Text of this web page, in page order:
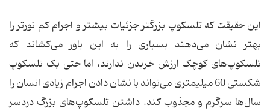
این حقیقت که تلسکوپ بزرگتر جزئیات بیشتر و اجرام کم نورتر را
بهتر نشان می‌دهند بسیاری را به این باور می‌کشاند که
تلسکوپ‌های کوچک ارزش خریدن ندارند، اما حتی یک تلسکوپ
شکستی 60 میلیمتری می‌تواند با نشان دادن اجرام زیادی انسان را
سال‌ها سرگرم و مجذوب کند. داشتن تلسکوپ‌های بزرگ دردسر